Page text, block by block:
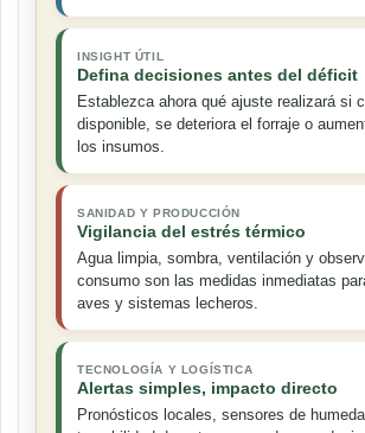
INSIGHT ÚTIL
Defina decisiones antes del déficit
Establezca ahora qué ajuste realizará si
disponible, se deteriora el forraje o
los insumos.
SANIDAD Y PRODUCCIÓN
Vigilancia del estrés térmico
Agua limpia, sombra, ventilación y
consumo son las medidas inmediatas
aves y sistemas lecheros.
TECNOLOGÍA Y LOGÍSTICA
Alertas simples, impacto directo
Pronósticos locales, sensores de